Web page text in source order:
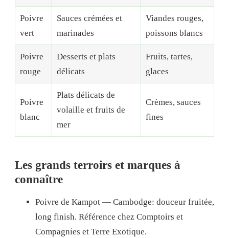
Poivre
vert
Sauces crémées et
marinades
Viandes rouges,
poissons blancs
Poivre
rouge
Desserts et plats
délicats
Fruits, tartes,
glaces
Poivre
blanc
Plats délicats de
volaille et fruits de
mer
Crèmes, sauces
fines
Les grands terroirs et marques à
connaître
Poivre de Kampot — Cambodge: douceur fruitée,
long finish. Référence chez Comptoirs et
Compagnies et Terre Exotique.